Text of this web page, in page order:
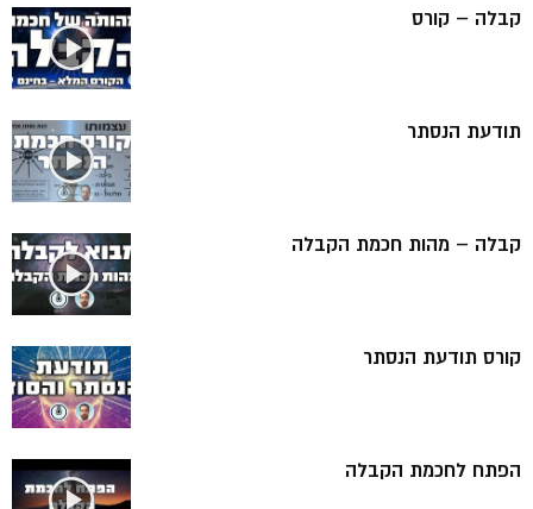
קבלה – קורס
תודעת הנסתר
קבלה – מהות חכמת הקבלה
קורס תודעת הנסתר
הפתח לחכמת הקבלה